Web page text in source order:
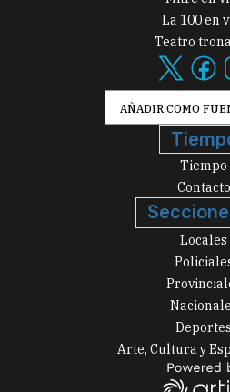
La 100 en
Teatro
AÑADIR COMO
Tiempo
Contacto
Locales
Deportes
Arte, Cultura y